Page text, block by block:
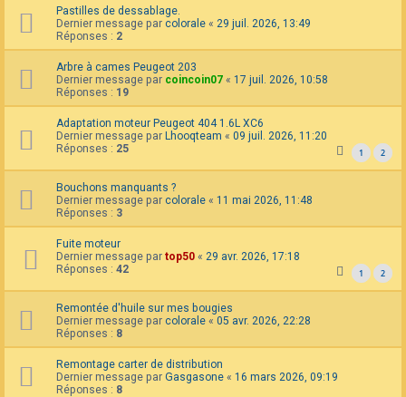
Pastilles de dessablage.
Dernier message par colorale « 29 juil. 2026, 13:49
Réponses : 2
Arbre à cames Peugeot 203
Dernier message par coincoin07 « 17 juil. 2026, 10:58
Réponses : 19
Adaptation moteur Peugeot 404 1.6L XC6
Dernier message par Lhooqteam « 09 juil. 2026, 11:20
Réponses : 25 1 2
Bouchons manquants ?
Dernier message par colorale « 11 mai 2026, 11:48
Réponses : 3
Fuite moteur
Dernier message par top50 « 29 avr. 2026, 17:18
Réponses : 42 1 2
Remontée d'huile sur mes bougies
Dernier message par colorale « 05 avr. 2026, 22:28
Réponses : 8
Remontage carter de distribution
Dernier message par Gasgasone « 16 mars 2026, 09:19
Réponses : 8